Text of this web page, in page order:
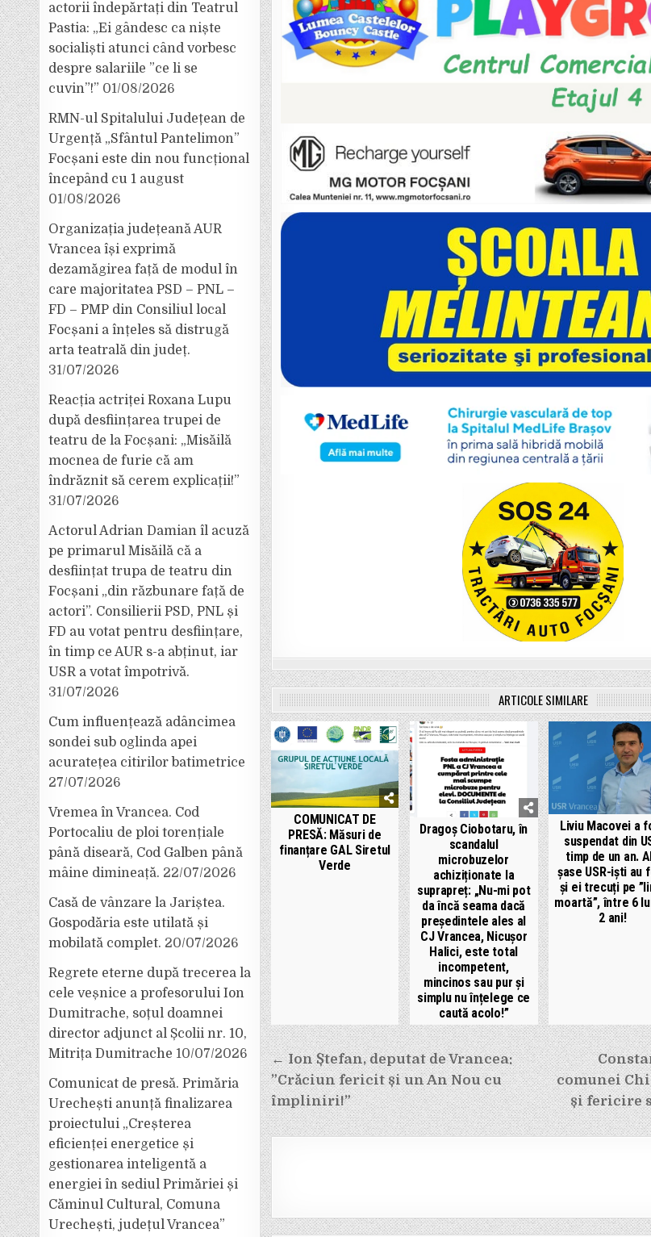
ARTICOLE SIMILARE
COMUNICAT DE
PRESĂ: Măsuri de
finanțare GAL Siretul
Verde
Dragoș Ciobotaru, în
scandalul
microbuzelor
achiziționate la
suprapreț: „Nu-mi pot
da încă seama dacă
președintele ales al
CJ Vrancea, Nicușor
Halici, este total
incompetent,
mincinos sau pur și
simplu nu înțelege ce
caută acolo!”
Liviu Macovei a
suspendat din
timp de un an.
șase USR-iști au
și ei trecuți pe
moartă”, între 6
2 ani!
Navigare
în
articole
comunei
și fericire
← Ion Ștefan, deputat de Vrancea:
”Crăciun fericit și un An Nou cu
împliniri!”
actorii îndepărtați din Teatrul
Pastia: „Ei gândesc ca niște
socialiști atunci când vorbesc
despre salariile ”ce li se
cuvin”!” 01/08/2026
RMN-ul Spitalului Județean de
Urgență „Sfântul Pantelimon”
Focșani este din nou funcțional
începând cu 1 august
01/08/2026
Organizația județeană AUR
Vrancea își exprimă
dezamăgirea față de modul în
care majoritatea PSD – PNL –
FD – PMP din Consiliul local
Focșani a înțeles să distrugă
arta teatrală din județ.
31/07/2026
Reacția actriței Roxana Lupu
după desființarea trupei de
teatru de la Focșani: „Misăilă
mocnea de furie că am
îndrăznit să cerem explicații!”
31/07/2026
Actorul Adrian Damian îl acuză
pe primarul Misăilă că a
desființat trupa de teatru din
Focșani „din răzbunare față de
actori”. Consilierii PSD, PNL și
FD au votat pentru desființare,
în timp ce AUR s-a abținut, iar
USR a votat împotrivă.
31/07/2026
Cum influențează adâncimea
sondei sub oglinda apei
acuratețea citirilor batimetrice
27/07/2026
Vremea în Vrancea. Cod
Portocaliu de ploi torențiale
până diseară, Cod Galben până
mâine dimineață. 22/07/2026
Casă de vânzare la Jariștea.
Gospodăria este utilată și
mobilată complet. 20/07/2026
Regrete eterne după trecerea la
cele veșnice a profesorului Ion
Dumitrache, soțul doamnei
director adjunct al Școlii nr. 10,
Mitrița Dumitrache 10/07/2026
Comunicat de presă. Primăria
Urechești anunță finalizarea
proiectului „Creșterea
eficienței energetice și
gestionarea inteligentă a
energiei în sediul Primăriei și
Căminul Cultural, Comuna
Urechești, județul Vrancea”